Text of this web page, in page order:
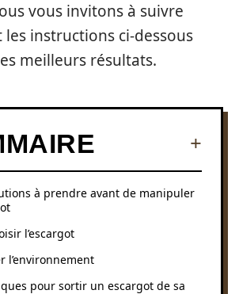
vous invitons à suivre
instructions ci-dessous
meilleurs résultats.
à prendre avant de manipuler
l’escargot
l’environnement
pour sortir un escargot de sa